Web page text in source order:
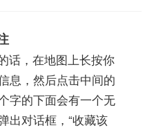
话，在地图上长按你
息，然后点击中间的
字的下面会有一个无
出对话框，“收藏该